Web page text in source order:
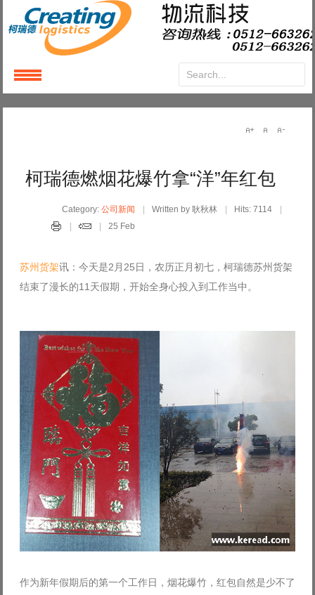
柯瑞德燃烟花爆竹拿“洋”年红包
Category:公司新闻 Written by 耿秋林
Hits: 7114
25 Feb
苏州货架讯：今天是2月25日，农历正月初七，柯瑞德苏州货架
结束了漫长的11天假期，开始全身心投入到工作当中。
作为新年假期后的第一个工作日，烟花爆竹，红包自然是少不了
LoginorRegister
Forgot your password?
Forgot your username?